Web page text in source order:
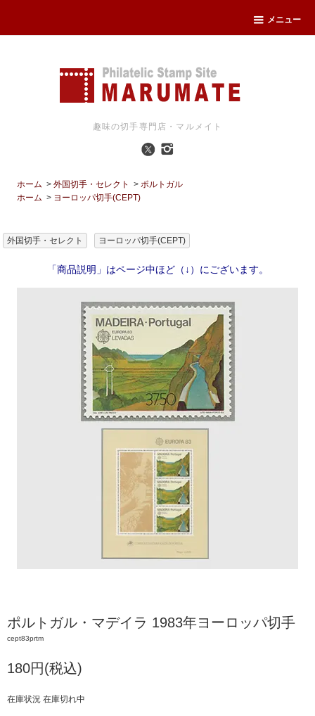
メニュー
趣味の切手専門店・マルメイト
ホーム >外国切手・セレクト >ポルトガル
ホーム > ヨーロッパ切手(CEPT)
外国切手・セレクト ヨーロッパ切手(CEPT)
「商品説明」はページ中ほど（↓）にございます。
ポルトガル・マデイラ 1983年ヨーロッパ切手
cept83prtm
180円(税込)
在庫状況 在庫切れ中